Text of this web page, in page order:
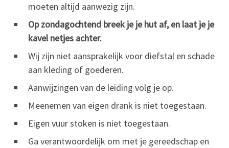
moeten altijd aanwezig zijn.
Op zondagochtend breek je je hut af, en laat je je
kavel netjes achter.
Wij zijn niet aansprakelijk voor diefstal en schade
aan kleding of goederen.
Aanwijzingen van de leiding volg je op.
Meenemen van eigen drank is niet toegestaan.
Eigen vuur stoken is niet toegestaan.
Ga verantwoordelijk om met je gereedschap en